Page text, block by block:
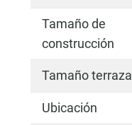
Tamaño de
construcción
Tamaño terraza
Ubicación